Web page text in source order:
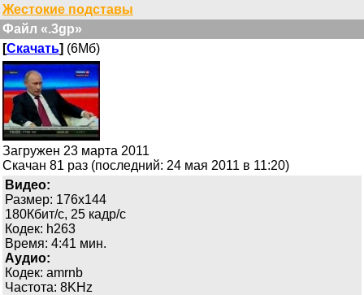
Жестокие подставы
Файл «.3gp»
[Скачать] (6Мб)
Загружен 23 марта 2011
Скачан 81 раз (последний: 24 мая 2011 в 11:20)
Видео:
Размер: 176x144
180Кбит/с, 25 кадр/с
Кодек: h263
Время: 4:41 мин.
Аудио:
Кодек: amrnb
Частота: 8KHz